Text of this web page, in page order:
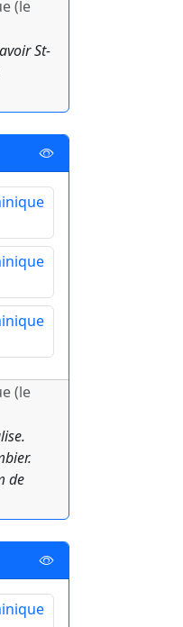
(le
St-
(le
de